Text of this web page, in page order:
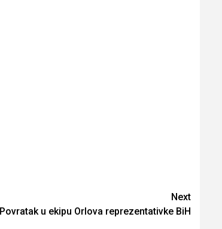
Next
Povratak u ekipu Orlova reprezentativke BiH